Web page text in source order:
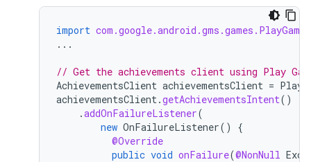
import com.google.android.gms.games.PlayGames
...
// Get the achievements client using Play
AchievementsClient achievementsClient =
achievementsClient.getAchievementsIntent()
.addOnFailureListener(
new OnFailureListener()
{
@Override
public void onFailure(@NonNull